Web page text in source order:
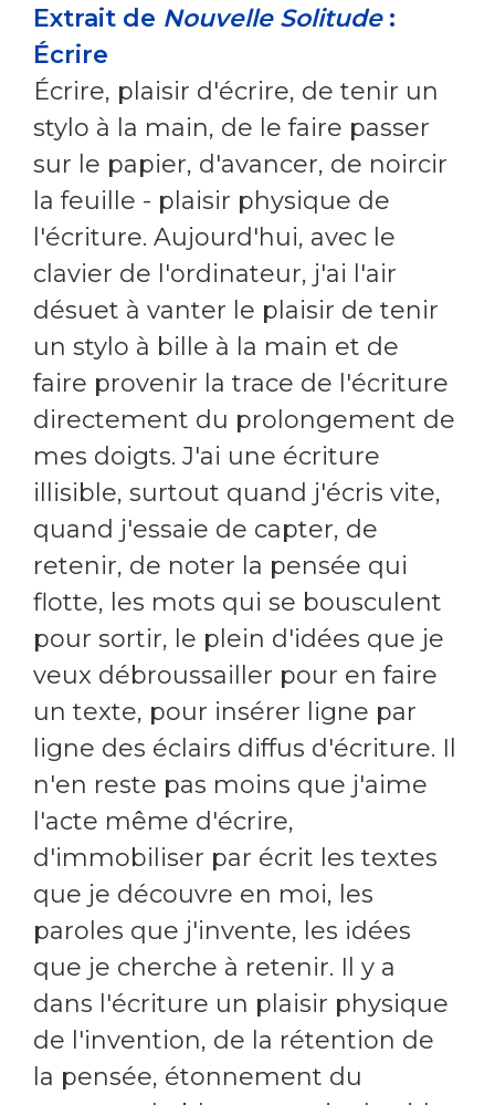
Extrait de Nouvelle Solitude:
Écrire
Écrire, plaisir d'écrire, de tenir un
stylo à la main, de le faire passer
sur le papier, d'avancer, de noircir
la feuille - plaisir physique de
l'écriture. Aujourd'hui, avec le
clavier de l'ordinateur, j'ai l'air
désuet à vanter le plaisir de tenir
un stylo à bille à la main et de
faire provenir la trace de l'écriture
directement du prolongement de
mes doigts. J'ai une écriture
illisible, surtout quand j'écris vite,
quand j'essaie de capter, de
retenir, de noter la pensée qui
flotte, les mots qui se bousculent
pour sortir, le plein d'idées que je
veux débroussailler pour en faire
un texte, pour insérer ligne par
ligne des éclairs diffus d'écriture. Il
n'en reste pas moins que j'aime
l'acte même d'écrire,
d'immobiliser par écrit les textes
que je découvre en moi, les
paroles que j'invente, les idées
que je cherche à retenir. Il y a
dans l'écriture un plaisir physique
de l'invention, de la rétention de
la pensée, étonnement du